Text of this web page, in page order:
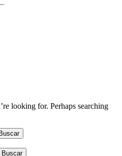
looking for. Perhaps searching
Buscar